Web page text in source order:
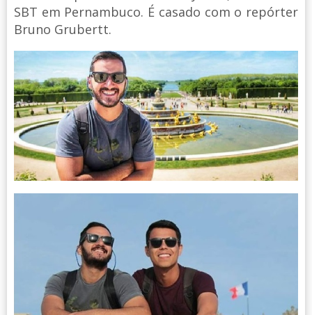
SBT em Pernambuco. É casado com o repórter
Bruno Grubertt.